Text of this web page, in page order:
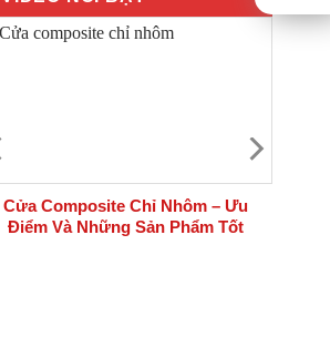
Cửa Composite Chỉ Nhôm – Ưu
Điểm Và Những Sản Phẩm Tốt